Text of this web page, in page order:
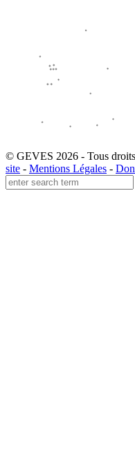
© GEVES 2026 - Tous
site - Mentions Légales -